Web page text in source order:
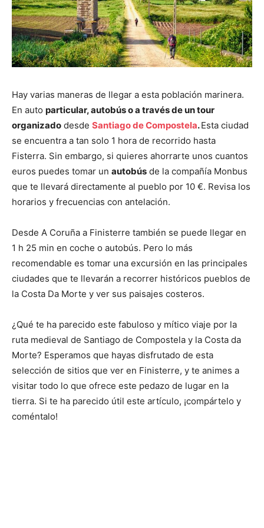
Hay varias maneras de llegar a esta población marinera.
En auto particular, autobús o a través de un tour
organizado desde Santiago de Compostela.Esta ciudad
se encuentra a tan solo 1 hora de recorrido hasta
Fisterra. Sin embargo, si quieres ahorrarte unos cuantos
euros puedes tomar un autobús de la compañía Monbus
que te llevará directamente al pueblo por 10 €. Revisa los
horarios y frecuencias con antelación.
Desde A Coruña a Finisterre también se puede llegar en
1 h 25 min en coche o autobús. Pero lo más
recomendable es tomar una excursión en las principales
ciudades que te llevarán a recorrer históricos pueblos de
la Costa Da Morte y ver sus paisajes costeros.
¿Qué te ha parecido este fabuloso y mítico viaje por la
ruta medieval de Santiago de Compostela y la Costa da
Morte? Esperamos que hayas disfrutado de esta
selección de sitios que ver en Finisterre, y te animes a
visitar todo lo que ofrece este pedazo de lugar en la
tierra. Si te ha parecido útil este artículo, ¡compártelo y
coméntalo!